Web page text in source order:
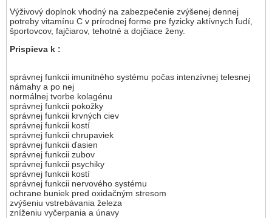
Výživový doplnok vhodný na zabezpečenie zvýšenej dennej
potreby vitamínu C v prírodnej forme pre fyzicky aktívnych ľudí,
športovcov, fajčiarov, tehotné a dojčiace ženy.
Prispieva k :
správnej funkcii imunitného systému počas intenzívnej telesnej
námahy a po nej
normálnej tvorbe kolagénu
správnej funkcii pokožky
správnej funkcii krvných ciev
správnej funkcii kostí
správnej funkcii chrupaviek
správnej funkcii ďasien
správnej funkcii zubov
správnej funkcii psychiky
správnej funkcii kostí
správnej funkcii nervového systému
ochrane buniek pred oxidačným stresom
zvýšeniu vstrebávania železa
zníženiu vyčerpania a únavy